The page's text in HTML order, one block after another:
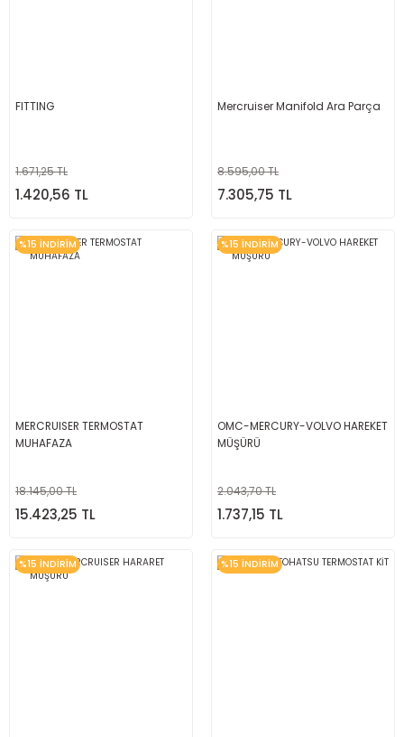
FITTING
1.671,25 TL
1.420,56 TL
Mercruiser Manifold Ara Parça
8.595,00 TL
7.305,75 TL
%15 İNDİRİM
MERCRUISER TERMOSTAT
MUHAFAZA
18.145,00 TL
15.423,25 TL
%15 İNDİRİM
OMC-MERCURY-VOLVO HAREKET
MÜŞÜRÜ
2.043,70 TL
1.737,15 TL
%15 İNDİRİM %15 İNDİRİM